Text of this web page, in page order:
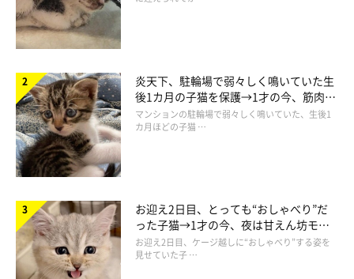
「まだまだ甘いにゃ…」
炎天下、駐輪場で弱々しく鳴いていた生
後1カ月の子猫を保護→1才の今、筋肉質
でツンデレなコに成長
マンションの駐輪場で弱々しく鳴いていた、生後1
カ月ほどの子猫 …
お迎え2日目、とっても“おしゃべり”だ
った子猫→1才の今、夜は甘えん坊モー
ドになるコに成長！
お迎え2日目、ケージ越しに“おしゃべり”する姿を
見せていた子 …